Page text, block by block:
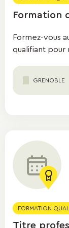
Formation
Formez-vous
qualifiant pour
GRENOBLE
FORMATION
Titre